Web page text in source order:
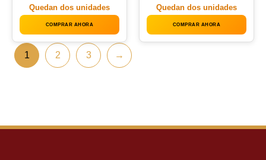
Quedan dos unidades
COMPRAR AHORA
Quedan dos unidades
COMPRAR AHORA
1 2 3 →